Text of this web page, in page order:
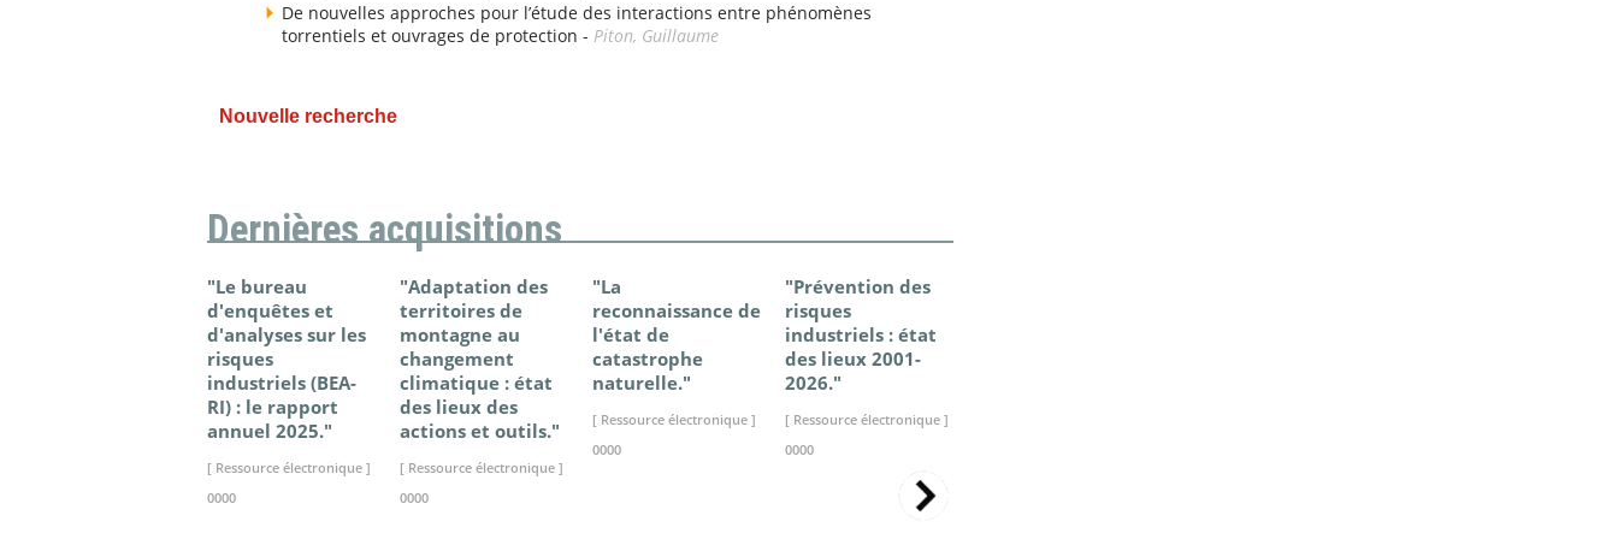
De nouvelles approches pour l’étude des interactions entre phénomènes
torrentiels et ouvrages de protection - Piton, Guillaume
Nouvelle recherche
Dernières acquisitions
"Le bureau
d'enquêtes et
d'analyses sur les
risques
industriels (BEA-
RI) : le rapport
annuel 2025."
[ Ressource électronique ]
0000
"Adaptation des
territoires de
montagne au
changement
climatique : état
des lieux des
actions et outils."
[ Ressource électronique ]
0000
"La
reconnaissance de
l'état de
catastrophe
naturelle."
[ Ressource électronique ]
0000
"Prévention des
risques
industriels : état
des lieux 2001-
2026."
[ Ressource électronique ]
0000